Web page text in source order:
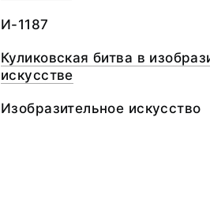
И-1187
Куликовская битва в
искусстве
Изобразительное искусство